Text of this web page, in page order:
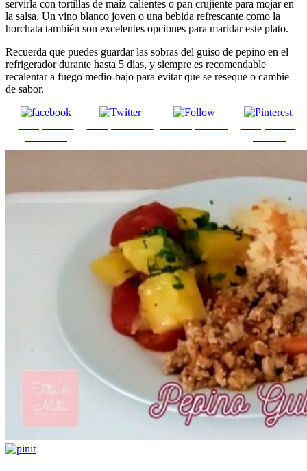
servirla con tortillas de maíz calientes o pan crujiente para mojar en
la salsa. Un vino blanco joven o una bebida refrescante como la
horchata también son excelentes opciones para maridar este plato.
Recuerda que puedes guardar las sobras del guiso de pepino en el
refrigerador durante hasta 5 días, y siempre es recomendable
recalentar a fuego medio-bajo para evitar que se reseque o cambie
de sabor.